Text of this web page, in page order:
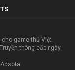
cho game thủ Việt.
thông cấp ngày